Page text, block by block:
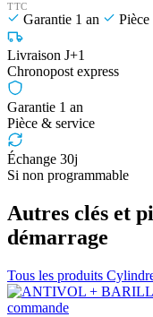
TTC
Garantie 1 an
Livraison J+1
Chronopost express
Garantie 1 an
Pièce & service
Échange 30j
Si non programmable
Autres clés et
démarrage
Tous les produits
commande